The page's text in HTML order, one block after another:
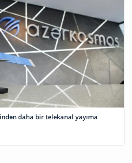
daha bir telekanal yayıma